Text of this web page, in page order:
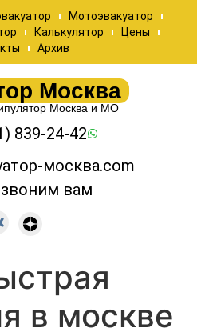
Мотоэвакуатор
Калькулятор
Цены
Архив
Москва
Москва и МО
839-24-42
москва.com
вам
в москве